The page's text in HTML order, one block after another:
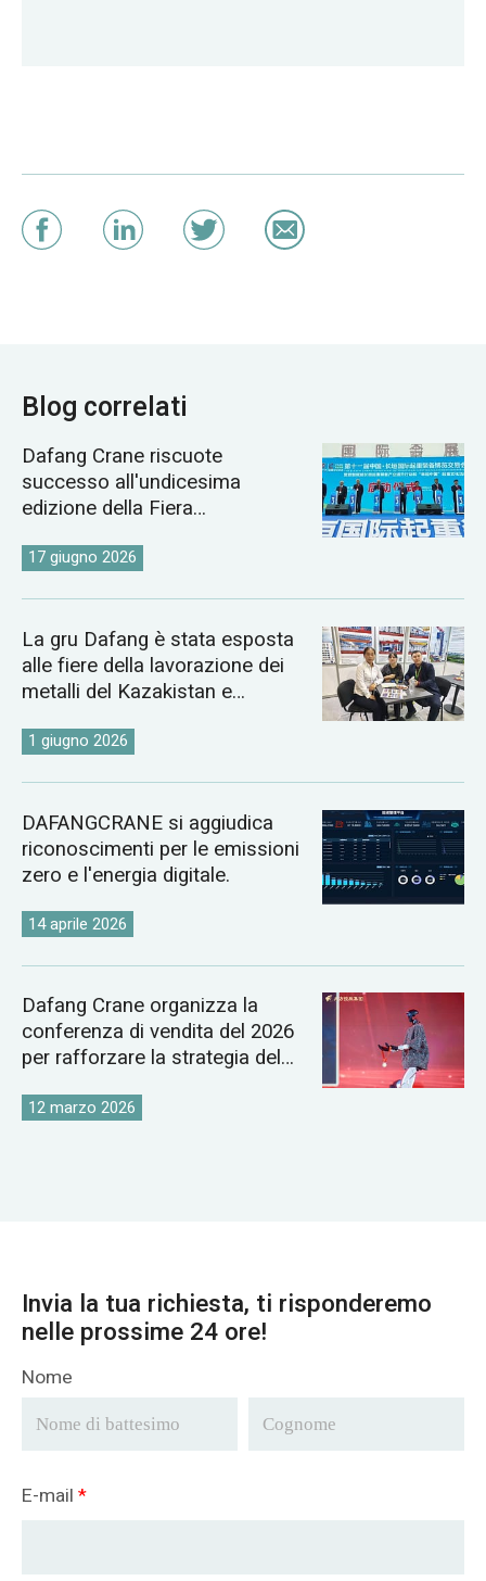
Blog correlati
Dafang Crane riscuote
successo all'undicesima
edizione della Fiera
Changyuan.
17 giugno 2026
La gru Dafang è stata esposta
alle fiere della lavorazione dei
metalli del Kazakistan e
1 giugno 2026
DAFANGCRANE si aggiudica
riconoscimenti per le emissioni
zero e l'energia digitale.
14 aprile 2026
Dafang Crane organizza la
conferenza di vendita del 2026
per rafforzare la strategia del
12 marzo 2026
Invia la tua richiesta, ti risponderemo
nelle prossime 24 ore!
Nome
E-mail *